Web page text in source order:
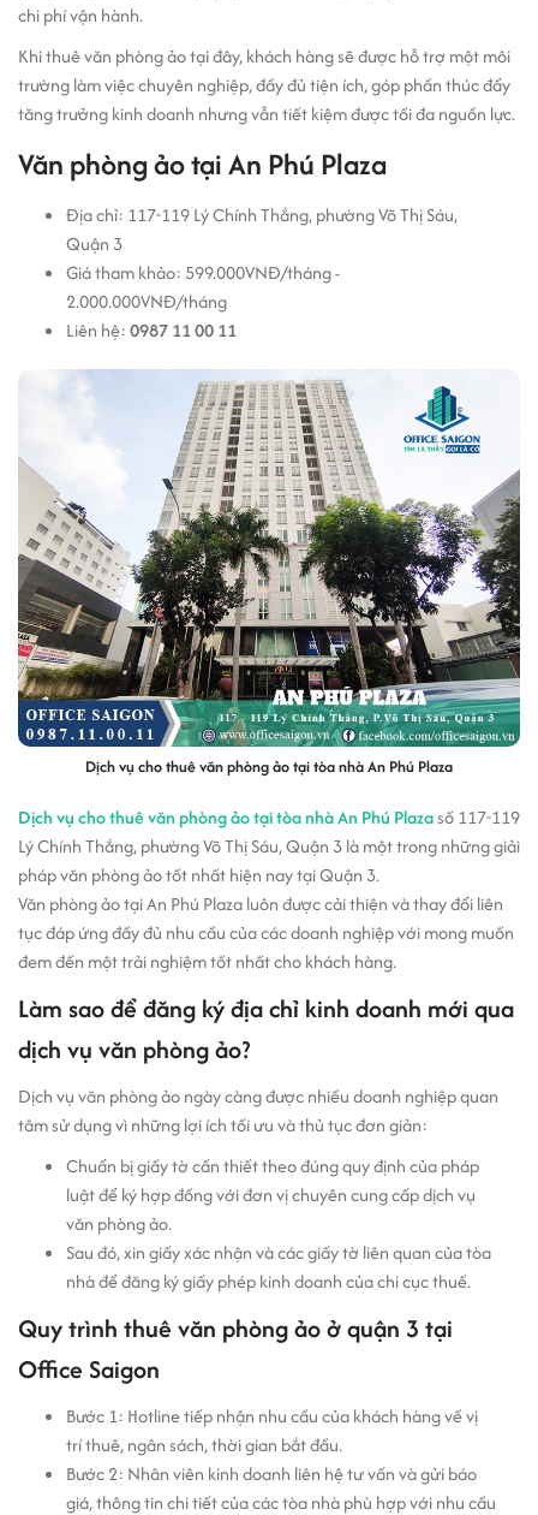
chi phí vận hành.
Khi thuê văn phòng ảo tại đây, khách hàng sẽ được hỗ trợ một môi
trường làm việc chuyên nghiệp, đầy đủ tiện ích, góp phần thúc đẩy
tăng trưởng kinh doanh nhưng vẫn tiết kiệm được tối đa nguồn lực.
Văn phòng ảo tại An Phú Plaza
Địa chỉ: 117-119 Lý Chính Thắng, phường Võ Thị Sáu,
Quận 3
Giá tham khảo: 599.000VNĐ/tháng -
2.000.000VNĐ/tháng
Liên hệ:0987 11 00 11
Dịch vụ cho thuê văn phòng ảo tại tòa nhà An Phú Plaza
Dịch vụ cho thuê văn phòng ảo tại tòa nhà An Phú Plazasố 117-119
Lý Chính Thắng, phường Võ Thị Sáu, Quận 3 là một trong những giải
pháp văn phòng ảo tốt nhất hiện nay tại Quận 3.
Văn phòng ảo tại An Phú Plaza luôn được cải thiện và thay đổi liên
tục đáp ứng đầy đủ nhu cầu của các doanh nghiệp với mong muốn
đem đến một trải nghiệm tốt nhất cho khách hàng.
Làm sao để đăng ký địa chỉ kinh doanh mới qua
dịch vụ văn phòng ảo?
Dịch vụ văn phòng ảo ngày càng được nhiều doanh nghiệp quan
tâm sử dụng vì những lợi ích tối ưu và thủ tục đơn giản:
Chuẩn bị giấy tờ cần thiết theo đúng quy định của pháp
luật để ký hợp đồng với đơn vị chuyên cung cấp dịch vụ
văn phòng ảo.
Sau đó, xin giấy xác nhận và các giấy tờ liên quan của tòa
nhà để đăng ký giấy phép kinh doanh của chi cục thuế.
Quy trình thuê văn phòng ảo ở quận 3 tại
Office Saigon
Bước 1: Hotline tiếp nhận nhu cầu của khách hàng về vị
trí thuê, ngân sách, thời gian bắt đầu.
Bước 2: Nhân viên kinh doanh liên hệ tư vấn và gửi báo
giá, thông tin chi tiết của các tòa nhà phù hợp với nhu cầu